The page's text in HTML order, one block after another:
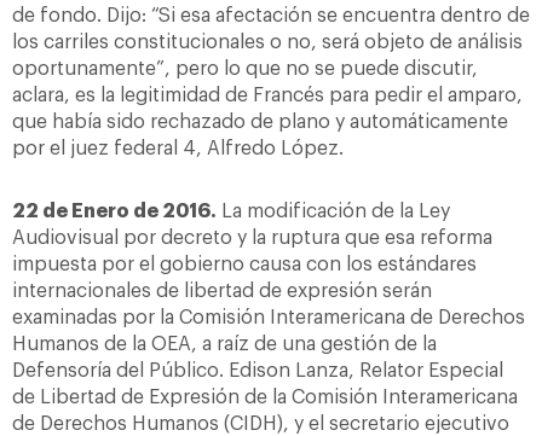
de fondo. Dijo: “Si esa afectación se encuentra dentro de
los carriles constitucionales o no, será objeto de análisis
oportunamente”, pero lo que no se puede discutir,
aclara, es la legitimidad de Francés para pedir el amparo,
que había sido rechazado de plano y automáticamente
por el juez federal 4, Alfredo López.
22 de Enero de 2016. La modificación de la Ley
Audiovisual por decreto y la ruptura que esa reforma
impuesta por el gobierno causa con los estándares
internacionales de libertad de expresión serán
examinadas por la Comisión Interamericana de Derechos
Humanos de la OEA, a raíz de una gestión de la
Defensoría del Público. Edison Lanza, Relator Especial
de Libertad de Expresión de la Comisión Interamericana
de Derechos Humanos (CIDH), y el secretario ejecutivo